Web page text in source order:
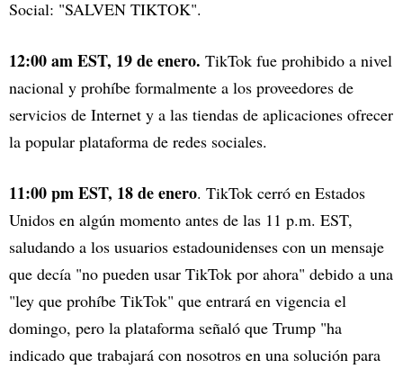
Social: "SALVEN TIKTOK".
12:00 am EST, 19 de enero. TikTok fue prohibido a nivel
nacional y prohíbe formalmente a los proveedores de
servicios de Internet y a las tiendas de aplicaciones ofrecer
la popular plataforma de redes sociales.
11:00 pm EST, 18 de enero. TikTok cerró en Estados
Unidos en algún momento antes de las 11 p.m. EST,
saludando a los usuarios estadounidenses con un mensaje
que decía "no pueden usar TikTok por ahora" debido a una
"ley que prohíbe TikTok" que entrará en vigencia el
domingo, pero la plataforma señaló que Trump "ha
indicado que trabajará con nosotros en una solución para